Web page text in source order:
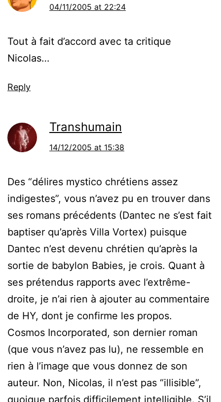
04/11/2005 at 22:24
Tout à fait d’accord avec ta critique
Nicolas…
Reply
Transhumain
14/12/2005 at 15:38
Des “délires mystico chrétiens assez
indigestes”, vous n’avez pu en trouver dans
ses romans précédents (Dantec ne s’est fait
baptiser qu’après Villa Vortex) puisque
Dantec n’est devenu chrétien qu’après la
sortie de babylon Babies, je crois. Quant à
ses prétendus rapports avec l’extrême-
droite, je n’ai rien à ajouter au commentaire
de HY, dont je confirme les propos.
Cosmos Incorporated, son dernier roman
(que vous n’avez pas lu), ne ressemble en
rien à l’image que vous donnez de son
auteur. Non, Nicolas, il n’est pas “illisible”,
quoique parfois difficilement intelligible. S’il